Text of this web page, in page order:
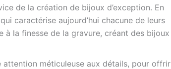
de la création de bijoux d’exception. En
caractérise aujourd’hui chacune de leurs
à la finesse de la gravure, créant des bijoux
attention méticuleuse aux détails, pour offrir